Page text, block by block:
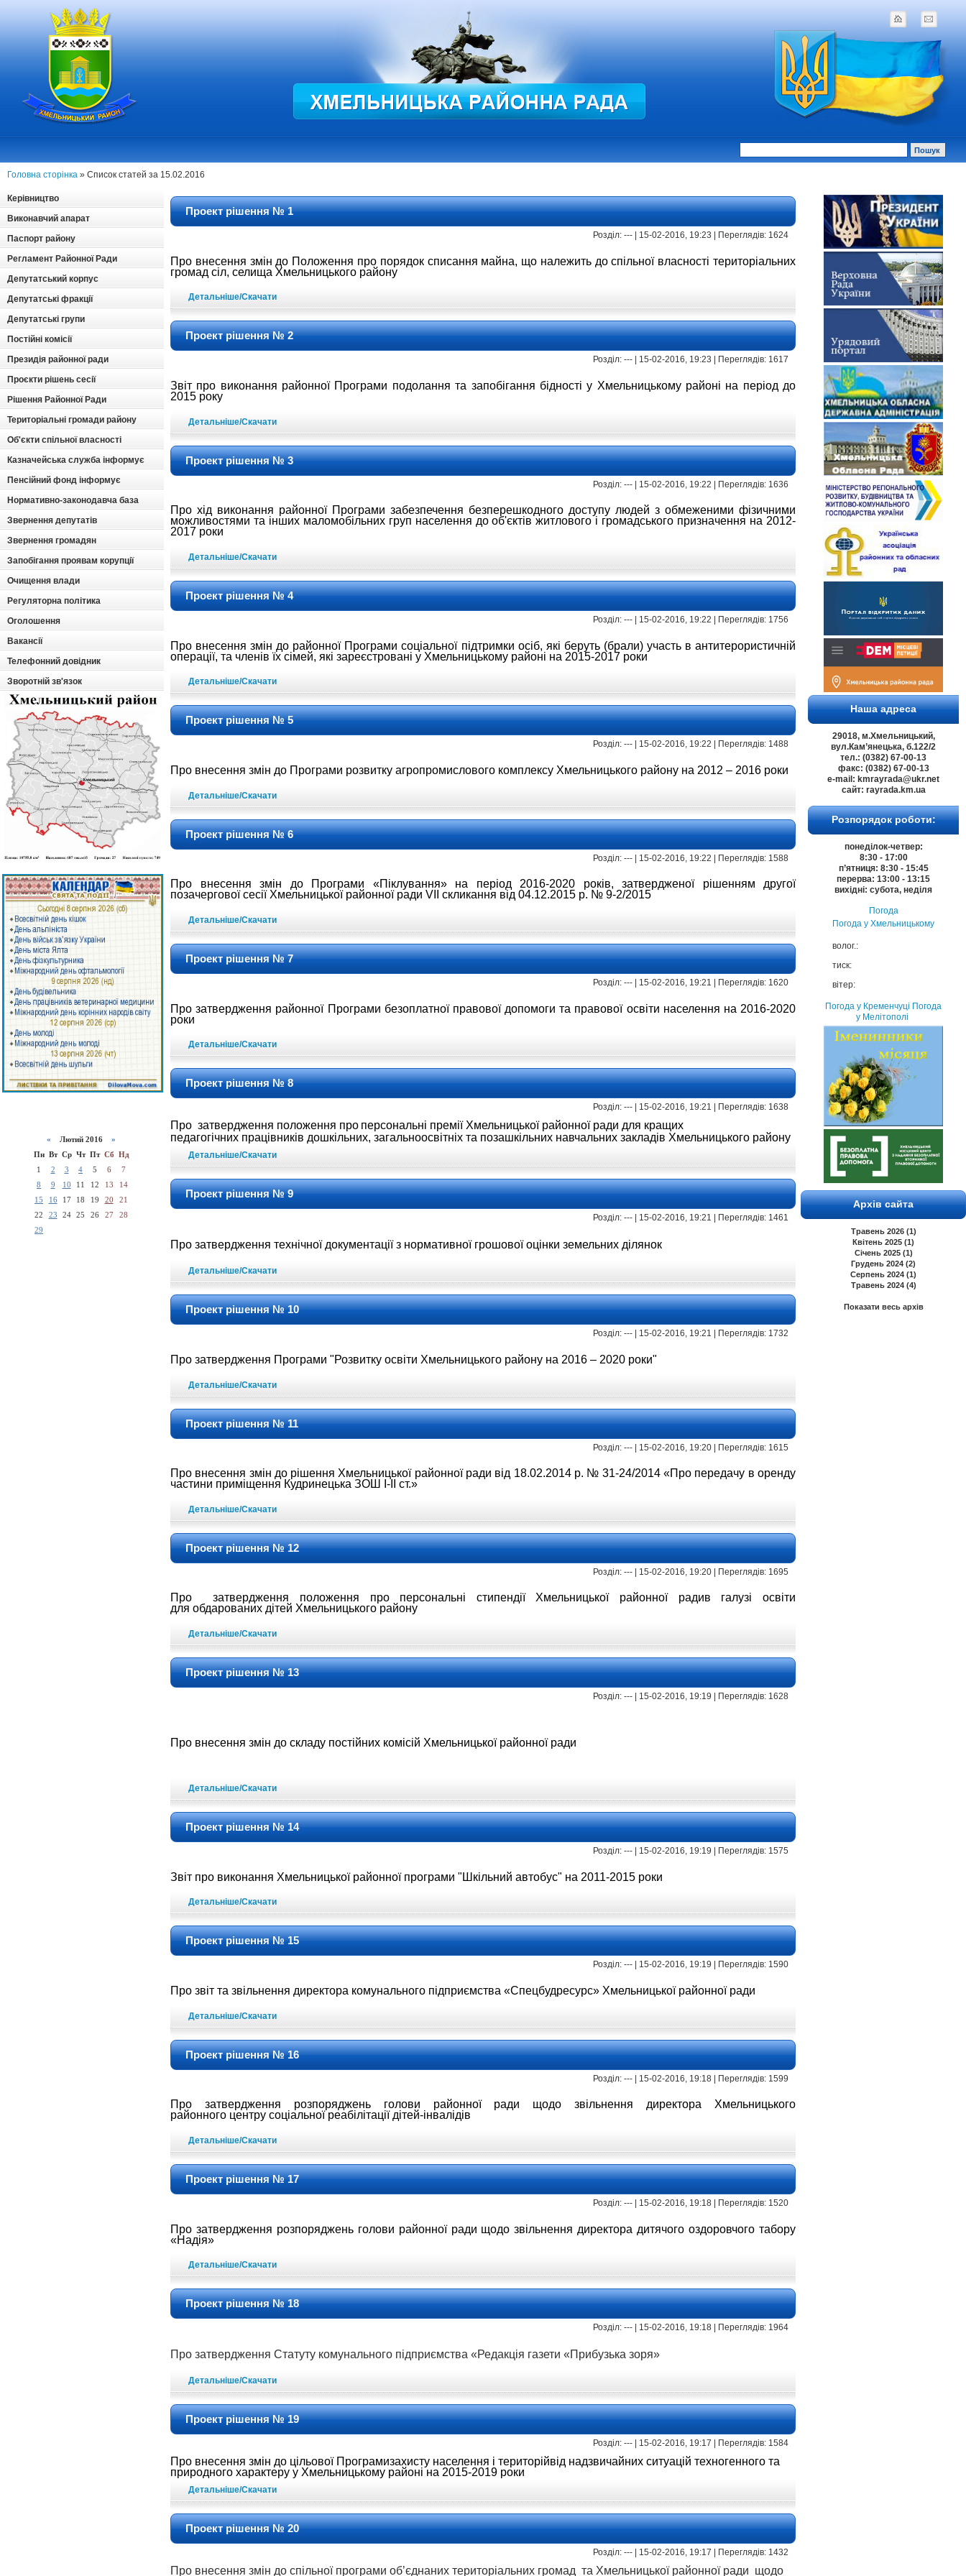
Головна сторінка » Список статей за 15.02.2016
Керівництво
Виконавчий апарат
Паспорт району
Регламент Районної Ради
Депутатський корпус
Депутатські фракції
Депутатські групи
Постійні комісії
Президія районної ради
Проєкти рішень сесії
Рішення Районної Ради
Територіальні громади району
Об'єкти спільної власності
Казначейська служба інформує
Пенсійний фонд інформує
Нормативно-законодавча база
Звернення депутатів
Звернення громадян
Запобігання проявам корупції
Очищення влади
Регуляторна політика
Оголошення
Вакансії
Телефонний довідник
Зворотній зв'язок
« Лютий 2016 »
Пн Вт Ср Чт Пт Сб Нд
1
2 3 4 5 6
7
8
9 10 11 12 13
14
15
16 17 18 19 20
21
22
23 24 25 26 27
28
29
Наша адреса
29018, м.Хмельницький,
вул.Кам’янецька, б.122/2
тел.: (0382) 67-00-13
факс: (0382) 67-00-13
e-mail: kmrayrada@ukr.net
сайт: rayrada.km.ua
Розпорядок роботи:
понеділок-четвер:
8:30 - 17:00
п’ятниця: 8:30 - 15:45
перерва: 13:00 - 13:15
вихідні: субота, неділя
Погода
Погода у Хмельницькому
волог.:
тиск:
вітер:
Погода у Кременчуці Погода
у Мелітополі
Архів сайта
Травень 2026 (1)
Квітень 2025 (1)
Січень 2025 (1)
Грудень 2024 (2)
Серпень 2024 (1)
Травень 2024 (4)
Показати весь архів
Проект рішення № 1
Розділ: --- | 15-02-2016, 19:23 | Переглядів: 1624
Про внесення змін до Положення про порядок списання майна, що належить до спільної власності територіальних
громад сіл, селища Хмельницького району
Детальніше/Скачати
Проект рішення № 2
Розділ: --- | 15-02-2016, 19:23 | Переглядів: 1617
Звіт про виконання районної Програми подолання та запобігання бідностіу Хмельницькому районі на період до
2015 року
Детальніше/Скачати
Проект рішення № 3
Розділ: --- | 15-02-2016, 19:22 | Переглядів: 1636
Про хід виконання районної Програми забезпечення безперешкодного доступу людей з обмеженими фізичними
можливостями та інших маломобільних груп населення до об'єктів житлового і громадського призначення на 2012-
2017 роки
Детальніше/Скачати
Проект рішення № 4
Розділ: --- | 15-02-2016, 19:22 | Переглядів: 1756
Про внесення змін до районної Програмисоціальної підтримки осіб, які беруть (брали) участь в антитерористичній
операції, та членів їх сімей, які зареєстровані у Хмельницькому районі на 2015-2017 роки
Детальніше/Скачати
Проект рішення № 5
Розділ: --- | 15-02-2016, 19:22 | Переглядів: 1488
Про внесення змін до Програми розвитку агропромислового комплексу Хмельницького району на 2012 – 2016 роки
Детальніше/Скачати
Проект рішення № 6
Розділ: --- | 15-02-2016, 19:22 | Переглядів: 1588
Про внесення змін до Програми «Піклування» на період 2016-2020 років, затвердженої рішенням другої
позачергової сесії Хмельницької районної ради VIІ скликання від 04.12.2015 р. № 9-2/2015
Детальніше/Скачати
Проект рішення № 7
Розділ: --- | 15-02-2016, 19:21 | Переглядів: 1620
Про затвердження районної Програми безоплатної правової допомогита правової освіти населення на 2016-2020
роки
Детальніше/Скачати
Проект рішення № 8
Розділ: --- | 15-02-2016, 19:21 | Переглядів: 1638
Про затвердження положення про персональні премії Хмельницької районної ради для кращих
педагогічних працівників дошкільних, загальноосвітніх та позашкільних навчальних закладів Хмельницького району
Детальніше/Скачати
Проект рішення № 9
Розділ: --- | 15-02-2016, 19:21 | Переглядів: 1461
Про затвердження технічної документаціїз нормативної грошової оцінки земельних ділянок
Детальніше/Скачати
Проект рішення № 10
Розділ: --- | 15-02-2016, 19:21 | Переглядів: 1732
Про затвердження Програми "Розвитку освіти Хмельницького району на 2016 – 2020 роки"
Детальніше/Скачати
Проект рішення № 11
Розділ: --- | 15-02-2016, 19:20 | Переглядів: 1615
Про внесення змін до рішення Хмельницької районної ради від 18.02.2014 р. № 31-24/2014«Про передачу в оренду
частини приміщення Кудринецька ЗОШ І-ІІ ст.»
Детальніше/Скачати
Проект рішення № 12
Розділ: --- | 15-02-2016, 19:20 | Переглядів: 1695
Про затвердження положення про персональні стипендії Хмельницької районної радив галузі освіти
для обдарованих дітей Хмельницького району
Детальніше/Скачати
Проект рішення № 13
Розділ: --- | 15-02-2016, 19:19 | Переглядів: 1628
Про внесення змін до складу постійних комісій Хмельницької районної ради
Детальніше/Скачати
Проект рішення № 14
Розділ: --- | 15-02-2016, 19:19 | Переглядів: 1575
Звіт про виконання Хмельницької районної програми "Шкільний автобус" на 2011-2015 роки
Детальніше/Скачати
Проект рішення № 15
Розділ: --- | 15-02-2016, 19:19 | Переглядів: 1590
Про звіт та звільнення директора комунального підприємства «Спецбудресурс» Хмельницької районної ради
Детальніше/Скачати
Проект рішення № 16
Розділ: --- | 15-02-2016, 19:18 | Переглядів: 1599
Про затвердження розпоряджень голови районної ради щодо звільненнядиректора Хмельницького
районного центру соціальної реабілітації дітей-інвалідів
Детальніше/Скачати
Проект рішення № 17
Розділ: --- | 15-02-2016, 19:18 | Переглядів: 1520
Про затвердження розпоряджень голови районної ради щодо звільнення директора дитячого оздоровчого табору
«Надія»
Детальніше/Скачати
Проект рішення № 18
Розділ: --- | 15-02-2016, 19:18 | Переглядів: 1964
Про затвердження Статуту комунального підприємства «Редакція газети «Прибузька зоря»
Детальніше/Скачати
Проект рішення № 19
Розділ: --- | 15-02-2016, 19:17 | Переглядів: 1584
Про внесення змін до цільової Програмизахисту населення і територійвід надзвичайних ситуацій техногенного та
природного характеру у Хмельницькому районі на 2015-2019 роки
Детальніше/Скачати
Проект рішення № 20
Розділ: --- | 15-02-2016, 19:17 | Переглядів: 1432
Про внесення змін до спільної програми об’єднаних територіальних громад та Хмельницької районної ради щодо